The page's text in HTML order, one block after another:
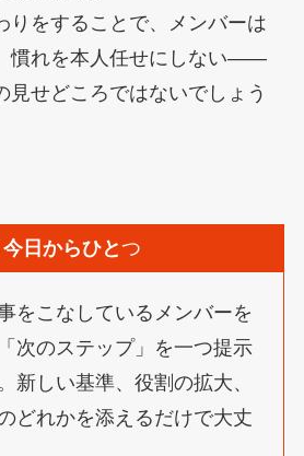
りをすることで、メンバーは
慣れを本人任せにしない——
見せどころではないでしょう
日からひとつ
をこなしているメンバーを
次のステップ」を一つ提示
新しい基準、役割の拡大、
どれかを添えるだけで大丈